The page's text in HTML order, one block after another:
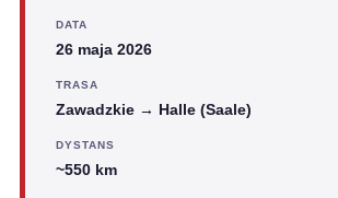
DATA
26 maja 2026
TRASA
Zawadzkie → Halle (Saale)
DYSTANS
~550 km